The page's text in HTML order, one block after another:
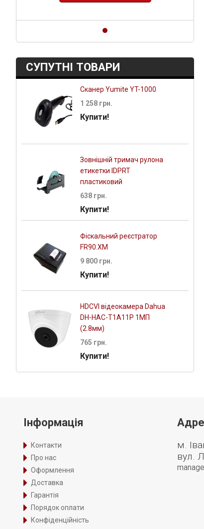
СУПУТНІ ТОВАРИ
Сканер Yumite YT-1000
1 258 грн.
Купити!
Зовнішній тримач рулона
етикетки IDPRT
пластиковий
638 грн.
Купити!
Фіскальний реєстратор
FR90.XM
9 800 грн.
Купити!
HDCVI відеокамера Dahua
DH-HAC-T1A11P 1МП
(2.8мм)
765 грн.
Купити!
Інформація
Контакти
Про нас
Оформлення
Доставка
Гарантія
Порядок оплати
Конфіденційність
м.
вул.